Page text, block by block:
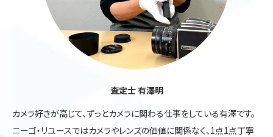
査定士 有澤明
カメラ好きが高じて、ずっとカメラに関わる仕事をしている有澤です。
ニーゴ・リユースではカメラやレンズの価値に関係なく、1点1点丁寧